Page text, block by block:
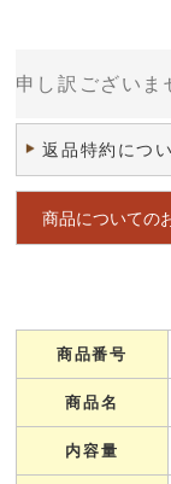
申し訳ございま
返品特約につ
商品についての
商品番号
商品名
内容量